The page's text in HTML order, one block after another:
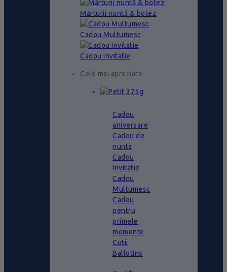
Mărturii nuntă & botez
Cadou Multumesc
Cadou Invitatie
Cele mai apreciate
Cadou
aniversare
Cadou de
nunta
Cadou
Invitatie
Cadou
Multumesc
Cadou
pentru
primele
momente
Cutii
Ballotins